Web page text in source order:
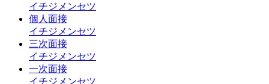
イチジメンセツ
個人面接
イチジメンセツ
三次面接
イチジメンセツ
一次面接
イチジメンセツ